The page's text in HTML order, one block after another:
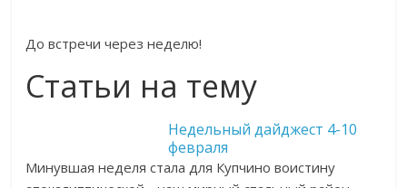
До встречи через неделю!
Статьи на тему
Недельный дайджест 4-10
февраля
Минувшая неделя стала для Купчино воистину